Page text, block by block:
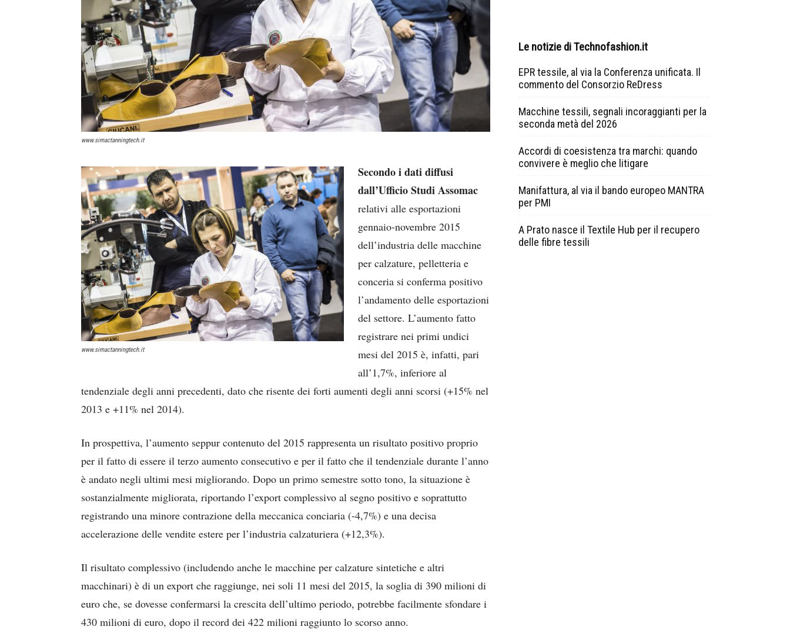
www.simactanningtech.it
www.simactanningtech.it
Secondo i dati diffusi
dall’Ufficio Studi Assomac
relativi alle esportazioni
gennaio-novembre 2015
dell’industria delle macchine
per calzature, pelletteria e
conceria si conferma positivo
l’andamento delle esportazioni
del settore. L’aumento fatto
registrare nei primi undici
mesi del 2015 è, infatti, pari
all’1,7%, inferiore al
tendenziale degli anni precedenti, dato che risente dei forti aumenti degli anni scorsi (+15% nel
2013 e +11% nel 2014).
In prospettiva, l’aumento seppur contenuto del 2015 rappresenta un risultato positivo proprio
per il fatto di essere il terzo aumento consecutivo e per il fatto che il tendenziale durante l’anno
è andato negli ultimi mesi migliorando. Dopo un primo semestre sotto tono, la situazione è
sostanzialmente migliorata, riportando l’export complessivo al segno positivo e soprattutto
registrando una minore contrazione della meccanica conciaria (-4,7%) e una decisa
accelerazione delle vendite estere per l’industria calzaturiera (+12,3%).
Il risultato complessivo (includendo anche le macchine per calzature sintetiche e altri
macchinari) è di un export che raggiunge, nei soli 11 mesi del 2015, la soglia di 390 milioni di
euro che, se dovesse confermarsi la crescita dell’ultimo periodo, potrebbe facilmente sfondare i
430 milioni di euro, dopo il record dei 422 milioni raggiunto lo scorso anno.
Le notizie di Technofashion.it
EPR tessile, al via la Conferenza unificata. Il
commento del Consorzio ReDress
Macchine tessili, segnali incoraggianti per la
seconda metà del 2026
Accordi di coesistenza tra marchi: quando
convivere è meglio che litigare
Manifattura, al via il bando europeo MANTRA
per PMI
A Prato nasce il Textile Hub per il recupero
delle fibre tessili